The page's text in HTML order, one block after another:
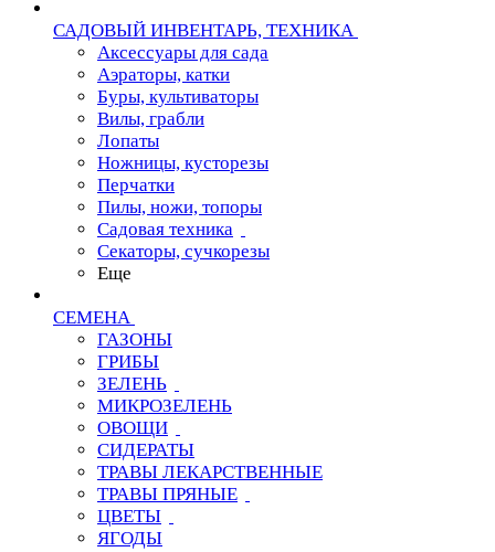
САДОВЫЙ ИНВЕНТАРЬ, ТЕХНИКА
Аксессуары для сада
Аэраторы, катки
Буры, культиваторы
Вилы, грабли
Лопаты
Ножницы, кусторезы
Перчатки
Пилы, ножи, топоры
Садовая техника
Секаторы, сучкорезы
Еще
СЕМЕНА
ГАЗОНЫ
ГРИБЫ
ЗЕЛЕНЬ
МИКРОЗЕЛЕНЬ
ОВОЩИ
СИДЕРАТЫ
ТРАВЫ ЛЕКАРСТВЕННЫЕ
ТРАВЫ ПРЯНЫЕ
ЦВЕТЫ
ЯГОДЫ